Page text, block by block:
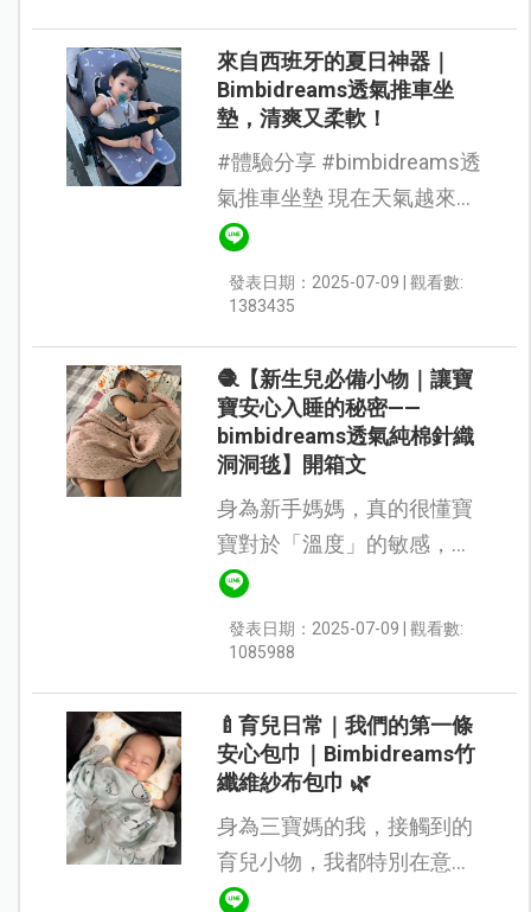
來自西班牙的夏日神器｜
Bimbidreams透氣推車坐
墊，清爽又柔軟！
#體驗分享 #bimbidreams透
氣推車坐墊 現在天氣越來越
熱，夏天推寶寶出門才沒多
久，寶寶就全身爆汗...這該
怎麼辦呢？天氣炎熱時，為
重要，...
發表日期：2025-07-09 | 觀看數:
1383435
🧶【新生兒必備小物｜讓寶
寶安心入睡的秘密——
bimbidreams透氣純棉針織
洞洞毯】開箱文
身為新手媽媽，真的很懂寶
寶對於「溫度」的敏感，寶
寶稍微太熱會哭，太冷又容
易著涼，尤其最近天氣開始
轉熱，冷氣房睡覺更讓人擔
兒與母親，讓...
發表日期：2025-07-09 | 觀看數:
1085988
🍼育兒日常｜我們的第一條
安心包巾｜Bimbidreams竹
纖維紗布包巾 🌿
身為三寶媽的我，接觸到的
育兒小物，我都特別在意材
質與觸感，尤其是要接觸寶